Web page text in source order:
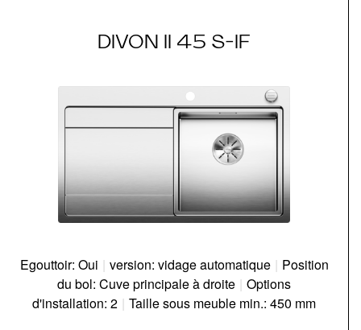
DIVON II 45 S-IF
Egouttoir: Oui | version: vidage automatique | Position
du bol: Cuve principale à droite | Options
d'installation: 2 | Taille sous meuble min.: 450 mm